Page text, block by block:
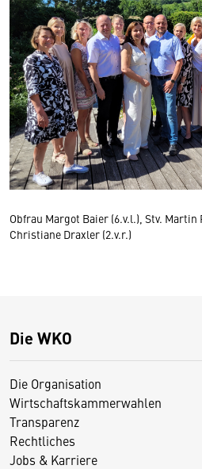
Obfrau Margot Baier (6.v.l.), Stv.
Christiane Draxler (2.v.r.)
Die WKO
Die Organisation
Wirtschaftskammerwahlen
Transparenz
Rechtliches
Jobs & Karriere